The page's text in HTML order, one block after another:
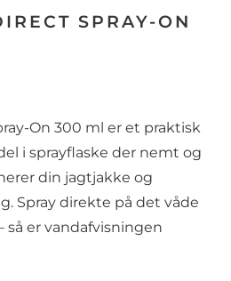
SPRAY-ON
On 300 ml er et praktisk
i sprayflaske der nemt og
din jagtjakke og
Spray direkte på det våde
så er vandafvisningen